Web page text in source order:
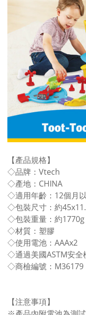
【產品規格】
◇品牌：Vtech
◇產地：CHINA
◇適用年齡：12個月
◇包裝尺寸：約
◇包裝重量：約1770g
◇材質：塑膠
◇使用電池：AAAx2
◇通過美國ASTM安全
◇商檢編號：M36179
【注意事項】